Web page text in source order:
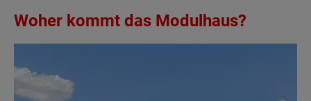
Woher kommt das Modulhaus?